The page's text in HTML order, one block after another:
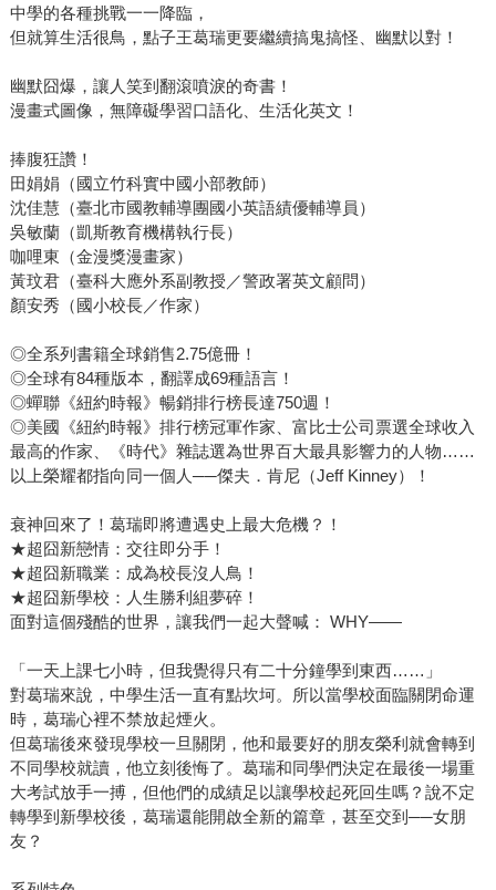
中學的各種挑戰一一降臨，
但就算生活很鳥，點子王葛瑞更要繼續搞鬼搞怪、幽默以對！
幽默囧爆，讓人笑到翻滾噴淚的奇書！
漫畫式圖像，無障礙學習口語化、生活化英文！
捧腹狂讚！
田娟娟（國立竹科實中國小部教師）
沈佳慧（臺北市國教輔導團國小英語績優輔導員）
吳敏蘭（凱斯教育機構執行長）
咖哩東（金漫獎漫畫家）
黃玟君（臺科大應外系副教授／警政署英文顧問）
顏安秀（國小校長／作家）
◎全系列書籍全球銷售2.75億冊！
◎全球有84種版本，翻譯成69種語言！
◎蟬聯《紐約時報》暢銷排行榜長達750週！
◎美國《紐約時報》排行榜冠軍作家、富比士公司票選全球收入
最高的作家、《時代》雜誌選為世界百大最具影響力的人物……
以上榮耀都指向同一個人──傑夫．肯尼（Jeff Kinney）！
衰神回來了！葛瑞即將遭遇史上最大危機？！
★超囧新戀情：交往即分手！
★超囧新職業：成為校長沒人鳥！
★超囧新學校：人生勝利組夢碎！
面對這個殘酷的世界，讓我們一起大聲喊： WHY——
「一天上課七小時，但我覺得只有二十分鐘學到東西……」
對葛瑞來說，中學生活一直有點坎坷。所以當學校面臨關閉命運
時，葛瑞心裡不禁放起煙火。
但葛瑞後來發現學校一旦關閉，他和最要好的朋友榮利就會轉到
不同學校就讀，他立刻後悔了。葛瑞和同學們決定在最後一場重
大考試放手一搏，但他們的成績足以讓學校起死回生嗎？說不定
轉學到新學校後，葛瑞還能開啟全新的篇章，甚至交到──女朋
友？